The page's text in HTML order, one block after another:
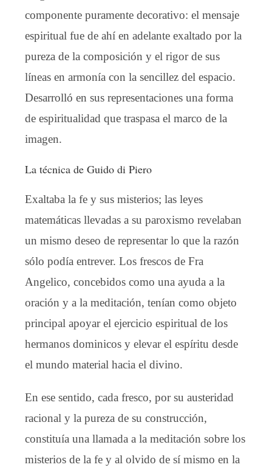
componente puramente decorativo: el mensaje
espiritual fue de ahí en adelante exaltado por la
pureza de la composición y el rigor de sus
líneas en armonía con la sencillez del espacio.
Desarrolló en sus representaciones una forma
de espiritualidad que traspasa el marco de la
imagen.
La técnica de Guido di Piero
Exaltaba la fe y sus misterios; las leyes
matemáticas llevadas a su paroxismo revelaban
un mismo deseo de representar lo que la razón
sólo podía entrever. Los frescos de Fra
Angelico, concebidos como una ayuda a la
oración y a la meditación, tenían como objeto
principal apoyar el ejercicio espiritual de los
hermanos dominicos y elevar el espíritu desde
el mundo material hacia el divino.
En ese sentido, cada fresco, por su austeridad
racional y la pureza de su construcción,
constituía una llamada a la meditación sobre los
misterios de la fe y al olvido de sí mismo en la